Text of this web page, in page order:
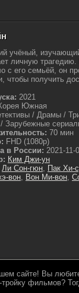
учёный,
личную
с его семьёй, он
чтобы получить
2021
Южная
/ Драмы /
Зарубежные
70 мин
FHD (1080p)
в России: 2021-11-
Ким Джи-ун
Ли Сон-гюн, Пак Хи-
вон, Вон Ми-вон,
сайте! Вы
фильмов?